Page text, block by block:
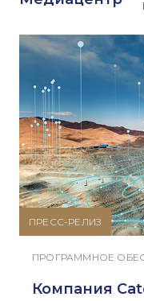
ПРЕСС-РЕЛИЗ
ПРОГРАММНОЕ
Компания